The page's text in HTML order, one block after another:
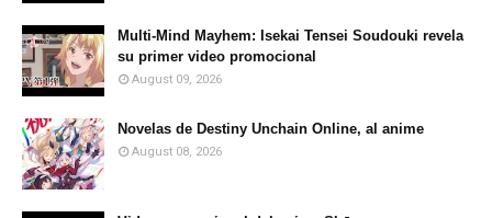
Multi-Mind Mayhem: Isekai Tensei Soudouki revela
su primer video promocional
August 09, 2026
Novelas de Destiny Unchain Online, al anime
August 08, 2026